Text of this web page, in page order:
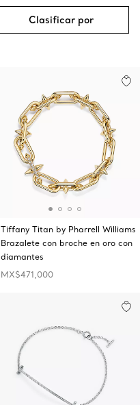
Clasificar por
Tiffany Titan by Pharrell Williams
Brazalete con broche en oro con
diamantes
MX$471,000